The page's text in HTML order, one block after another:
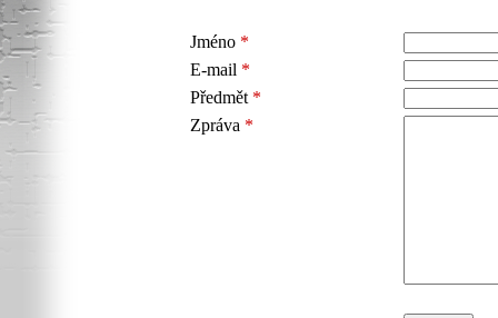
Jméno*
E-mail *
Předmět*
Zpráva *